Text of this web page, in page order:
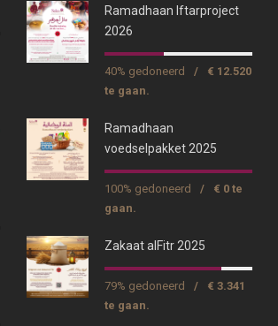
Ramadhaan Iftarproject
2026
40% gedoneerd /
€ 12.520
te gaan.
Ramadhaan
voedselpakket 2025
100% gedoneerd /
€ 0 te
gaan.
Zakaat alFitr 2025
79% gedoneerd /
€ 3.341
te gaan.